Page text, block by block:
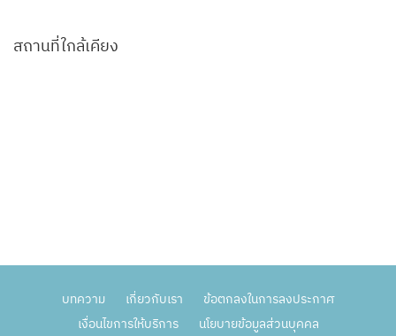
สถานที่ใกล้เคียง
บทความ เกี่ยวกับเรา
ข้อตกลงในการลงประกาศ
เงื่อนไขการให้บริการ
นโยบายข้อมูลส่วนบุคคล